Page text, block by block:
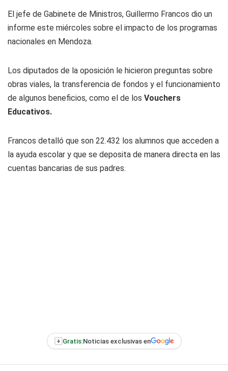
El jefe de Gabinete de Ministros, Guillermo Francos dio un
informe este miércoles sobre el impacto de los programas
nacionales en Mendoza.
Los diputados de la oposición le hicieron preguntas sobre
obras viales, la transferencia de fondos y el funcionamiento
de algunos beneficios, como el de los Vouchers
Educativos.
Francos detalló que son 22.432 los alumnos que acceden a
la ayuda escolar y que se deposita de manera directa en las
cuentas bancarias de sus padres.
+ Gratis:Noticias exclusivas en